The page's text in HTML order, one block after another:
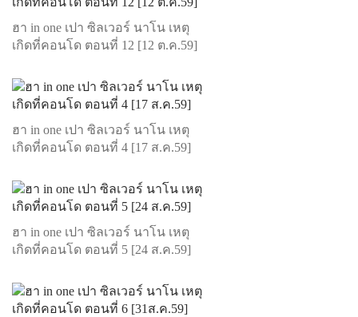
ฮา in one เปา ซิลเวอร์ นาโน เหตุ
เกิดที่คอนโด ตอนที่ 12 [12 ต.ค.59]
ฮา in one เปา ซิลเวอร์ นาโน เหตุ
เกิดที่คอนโด ตอนที่ 4 [17 ส.ค.59]
ฮา in one เปา ซิลเวอร์ นาโน เหตุ
เกิดที่คอนโด ตอนที่ 5 [24 ส.ค.59]